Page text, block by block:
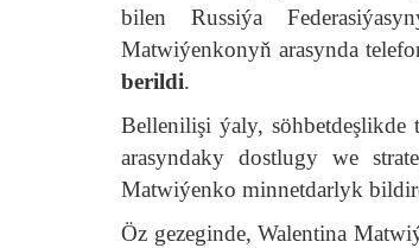
bilen Russiýa
Matwiýenkonyň arasynda
berildi.
Bellenilişi ýaly,
arasyndaky dostlugy we
Matwiýenko minnetdarlyk
Öz gezeginde, Walentina